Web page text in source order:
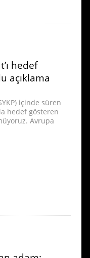
hedef
açıklama
içinde süren
hedef gösteren
Avrupa